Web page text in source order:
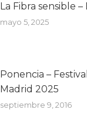
La Fibra sensible
mayo 5, 2025
Ponencia –
Madrid 2025
septiembre 9, 2016